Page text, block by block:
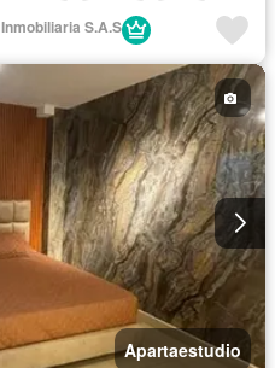
Piscina
S.A.S
Apartaestudio